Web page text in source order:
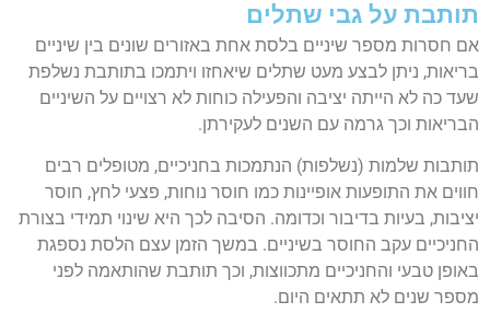
תותבת על גבי שתלים
אם חסרות מספר שיניים בלסת אחת באזורים שונים בין שיניים
בריאות, ניתן לבצע מעט שתלים שיאחזו ויתמכו בתותבת נשלפת
שעד כה לא הייתה יציבה והפעילה כוחות לא רצויים על השיניים
הבריאות וכך גרמה עם השנים לעקירתן.
תותבות שלמות (נשלפות) הנתמכות בחניכיים, מטופלים רבים
חווים את התופעות אופיינות כמו חוסר נוחות, פצעי לחץ, חוסר
יציבות, בעיות בדיבור וכדומה. הסיבה לכך היא שינוי תמידי בצורת
החניכיים עקב החוסר בשיניים. במשך הזמן עצם הלסת נספגת
באופן טבעי והחניכיים מתכווצות, וכך תותבת שהותאמה לפני
מספר שנים לא תתאים היום.